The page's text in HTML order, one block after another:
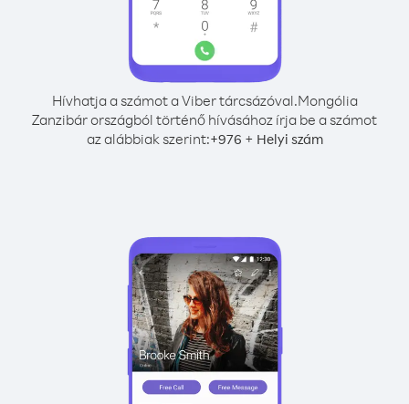
Hívhatja a számot a Viber tárcsázóval.Mongólia
Zanzibár országból történő hívásához írja be a számot
az alábbiak szerint:+976 + Helyi szám